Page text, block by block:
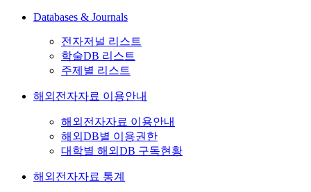
Databases & Journals
전자저널 리스트
학술DB 리스트
주제별 리스트
해외전자자료 이용안내
해외전자자료 이용안내
해외DB별 이용권한
대학별 해외DB 구독현황
해외전자자료 통계